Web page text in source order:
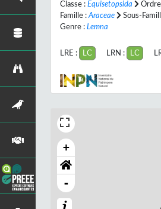
Classe : Equisetopsida
Famille : Araceae Sous-
Genre : Lemna
LRE : LC LRN : LC
+
-